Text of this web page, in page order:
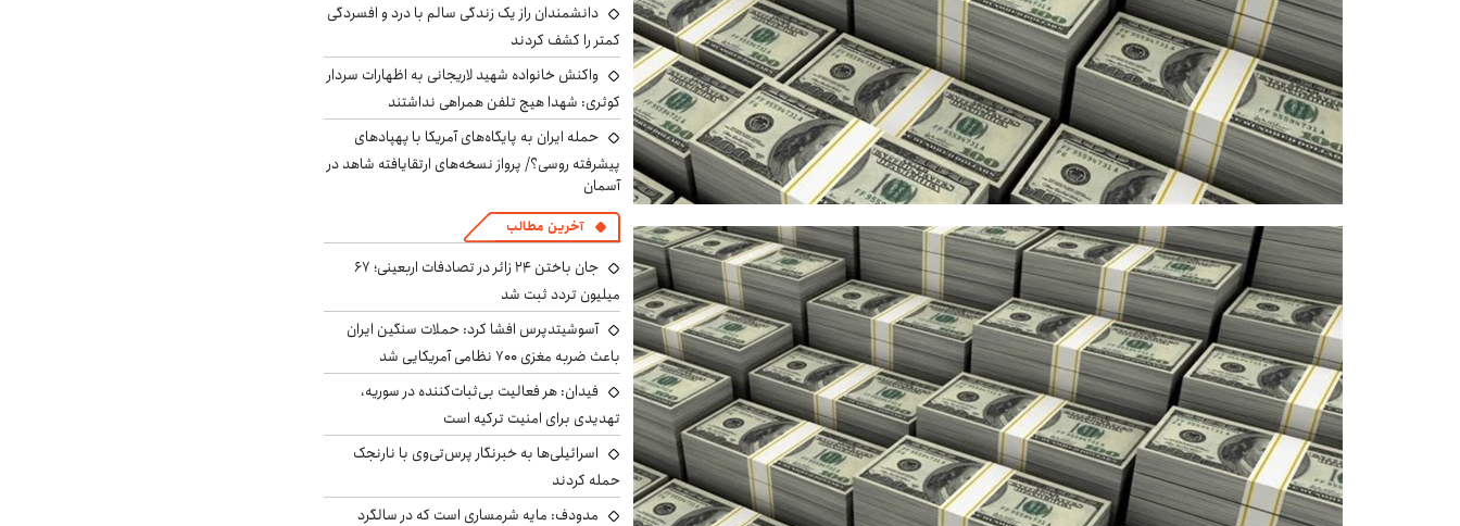
دانشمندان راز یک زندگی سالم با درد و افسردگی
کمتر را کشف کردند
واکنش خانواده شهید لاریجانی به اظهارات سردار
کوثری: شهدا هیچ تلفن همراهی نداشتند
حمله ایران به پایگاه‌های آمریکا با پهپادهای
پیشرفته روسی؟/ پرواز نسخه‌های ارتقایافته شاهد در
آسمان
آخرین مطالب
جان باختن ۲۴ زائر در تصادفات اربعینی؛ ۶۷
میلیون تردد ثبت شد
آسوشیتدپرس افشا کرد: حملات سنگین ایران
باعث ضربه مغزی ۷۰۰ نظامی آمریکایی شد
فیدان: هر فعالیت بی‌ثبات‌کننده در سوریه،
تهدیدی برای امنیت ترکیه است
اسرائیلی‌ها به خبرنگار پرس‌تی‌وی با نارنجک
حمله کردند
مدودف: مایه شرمساری است که در سالگرد